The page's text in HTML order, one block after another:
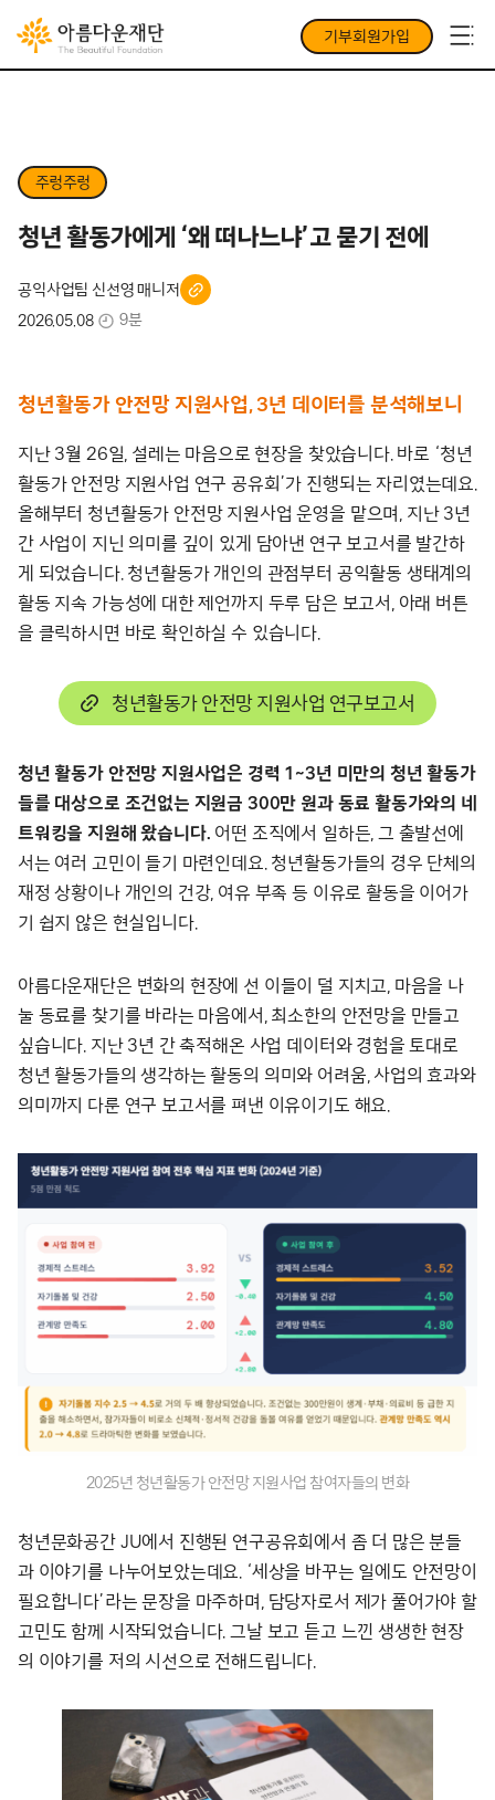
기부회원가입
주렁주렁
청년 활동가에게 ‘왜 떠나느냐’고 묻기 전에
공익사업팀 신선영 매니저
2026.05.08
9분
청년활동가 안전망 지원사업, 3년 데이터를 분석해보니
지난 3월 26일, 설레는 마음으로 현장을 찾았습니다. 바로 ‘청년
활동가 안전망 지원사업 연구 공유회’가 진행되는 자리였는데요.
올해부터 청년활동가 안전망 지원사업 운영을 맡으며, 지난 3년
간 사업이 지닌 의미를 깊이 있게 담아낸 연구 보고서를 발간하
게 되었습니다. 청년활동가 개인의 관점부터 공익활동 생태계의
활동 지속 가능성에 대한 제언까지 두루 담은 보고서, 아래 버튼
을 클릭하시면 바로 확인하실 수 있습니다.
청년활동가 안전망 지원사업 연구보고서
청년 활동가 안전망 지원사업은 경력 1~3년 미만의 청년 활동가
들를 대상으로 조건없는 지원금 300만 원과 동료 활동가와의 네
트워킹을 지원해 왔습니다. 어떤 조직에서 일하든, 그 출발선에
서는 여러 고민이 들기 마련인데요. 청년활동가들의 경우 단체의
재정 상황이나 개인의 건강, 여유 부족 등 이유로 활동을 이어가
기 쉽지 않은 현실입니다.
아름다운재단은 변화의 현장에 선 이들이 덜 지치고, 마음을 나
눌 동료를 찾기를 바라는 마음에서, 최소한의 안전망을 만들고
싶습니다. 지난 3년 간 축적해온 사업 데이터와 경험을 토대로
청년 활동가들의 생각하는 활동의 의미와 어려움, 사업의 효과와
의미까지 다룬 연구 보고서를 펴낸 이유이기도 해요.
2025년 청년활동가 안전망 지원사업 참여자들의 변화
청년문화공간 JU에서 진행된 연구공유회에서 좀 더 많은 분들
과 이야기를 나누어보았는데요. ‘세상을 바꾸는 일에도 안전망이
필요합니다’라는 문장을 마주하며, 담당자로서 제가 풀어가야 할
고민도 함께 시작되었습니다. 그날 보고 듣고 느낀 생생한 현장
의 이야기를 저의 시선으로 전해드립니다.